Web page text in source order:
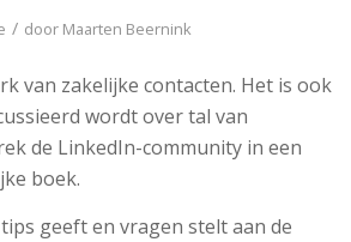
/ door Maarten Beernink
van zakelijke contacten. Het is ook
wordt over tal van
de LinkedIn-community in een
boek.
geeft en vragen stelt aan de